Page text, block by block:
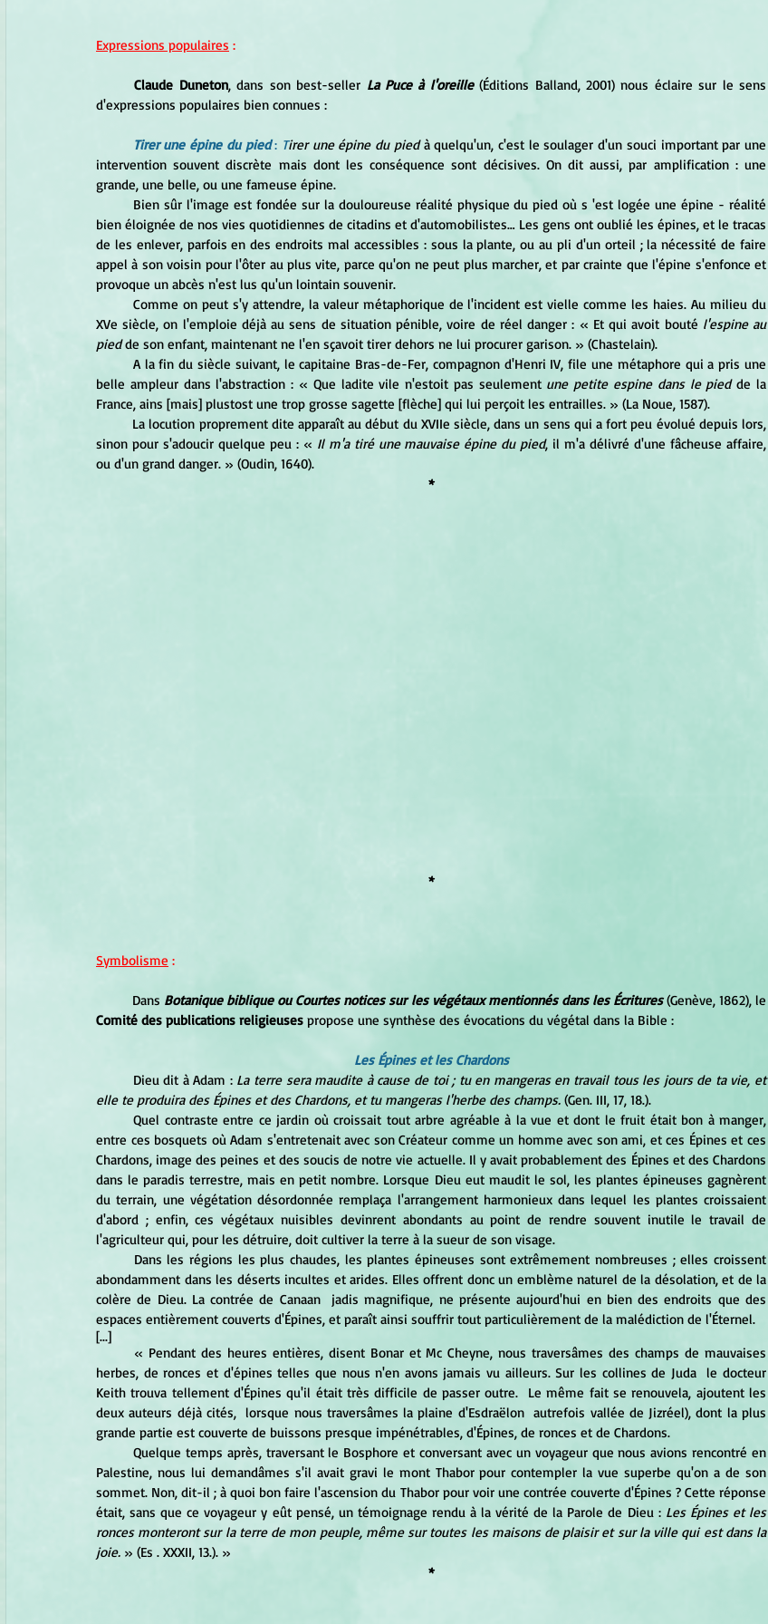
Expressions populaires :
Claude Duneton, dans son best-seller La Puce à l'oreille (Éditions Balland, 2001) nous éclaire sur le sens
d'expressions populaires bien connues :
Tirer une épine du pied : Tirer une épine du pied à quelqu'un, c'est le soulager d'un souci important par une
intervention souvent discrète mais dont les conséquence sont décisives. On dit aussi, par amplification : une
grande, une belle, ou une fameuse épine.
Bien sûr l'image est fondée sur la douloureuse réalité physique du pied où s 'est logée une épine - réalité
bien éloignée de nos vies quotidiennes de citadins et d'automobilistes… Les gens ont oublié les épines, et le tracas
de les enlever, parfois en des endroits mal accessibles : sous la plante, ou au pli d'un orteil ; la nécessité de faire
appel à son voisin pour l'ôter au plus vite, parce qu'on ne peut plus marcher, et par crainte que l'épine s'enfonce et
provoque un abcès n'est lus qu'un lointain souvenir.
Comme on peut s'y attendre, la valeur métaphorique de l'incident est vielle comme les haies. Au milieu du
XVe siècle, on l'emploie déjà au sens de situation pénible, voire de réel danger : « Et qui avoit bouté l'espine au
pied de son enfant, maintenant ne l'en sçavoit tirer dehors ne lui procurer garison. » (Chastelain).
belle ampleur dans l'abstraction : « Que ladite vile n'estoit pas seulement une petite espine dans le pied de la
France, ains [mais] plustost une trop grosse sagette [flèche] qui lui perçoit les entrailles. » (La Noue, 1587).
sinon pour s'adoucir quelque peu : « Il m'a tiré une mauvaise épine du pied, il m'a délivré d'une fâcheuse affaire,
ou d'un grand danger. » (Oudin, 1640).
*
*
Symbolisme :
	Dans
Botanique biblique ou Courtes notices sur les végétaux mentionnés dans les Écritures
Comité des publications religieuses propose une synthèse des évocations du végétal dans la Bible :
Les Épines et les Chardons
	Dieu dit à Adam :
La terre sera maudite à cause de toi ; tu en mangeras en travail tous les jours de ta vie, et
elle te produira des Épines et des Chardons, et tu mangeras l'herbe des champs. (Gen. III, 17, 18.).
	Quel contraste entre ce jardin où croissait tout arbre agréable à la vue et dont le fruit était bon à manger,
entre ces bosquets où Adam s'entretenait avec son Créateur comme un homme avec son ami, et ces Épines et ces
Chardons, image des peines et des soucis de notre vie actuelle. Il y avait probablement des Épines et des Chardons
dans le paradis terrestre, mais en petit nombre. Lorsque Dieu eut maudit le sol, les plantes épineuses gagnèrent
du terrain, une végétation désordonnée remplaça l'arrangement harmonieux dans lequel les plantes croissaient
d'abord ; enfin, ces végétaux nuisibles devinrent abondants au point de rendre souvent inutile le travail de
l'agriculteur qui, pour les détruire, doit cultiver la terre à la sueur de son visage.
abondamment dans les déserts incultes et arides. Elles offrent donc un emblème naturel de la désolation, et de la
colère de Dieu. La contrée de Canaan  jadis magnifique, ne présente aujourd'hui en bien des endroits que des
espaces entièrement couverts d'Épines, et paraît ainsi souffrir tout particulièrement de la malédiction de l'Éternel.
[...]
herbes, de ronces et d'épines telles que nous n'en avons jamais vu ailleurs. Sur les collines de Juda  le docteur
Keith trouva tellement d'Épines qu'il était très difficile de passer outre.  Le même fait se renouvela, ajoutent les
deux auteurs déjà cités,  lorsque nous traversâmes la plaine d'Esdraëlon  autrefois vallée de Jizréel), dont la plus
grande partie est couverte de buissons presque impénétrables, d'Épines, de ronces et de Chardons.
Palestine, nous lui demandâmes s'il avait gravi le mont Thabor pour contempler la vue superbe qu'on a de son
sommet. Non, dit-il ; à quoi bon faire l'ascension du Thabor pour voir une contrée couverte d'Épines ? Cette réponse
était, sans que ce voyageur y eût pensé, un témoignage rendu à la vérité de la Parole de Dieu : Les Épines et les
ronces monteront sur la terre de mon peuple, même sur toutes les maisons de plaisir et sur la ville qui est dans la
joie. » (Es . XXXII, 13.). »
*